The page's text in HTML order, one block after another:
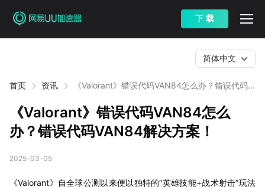
下 载
首页 资讯
《Valorant》错误代码VAN84怎么办？错误代码
简体中文
《Valorant》错误代码VAN84怎么
办？错误代码VAN84解决方案！
2025-03-05
《Valorant》自全球公测以来便以独特的“英雄技能+战术射击”玩法